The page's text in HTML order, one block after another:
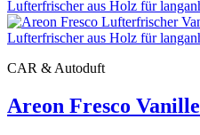
CAR & Autoduft
Areon Fresco Vanille